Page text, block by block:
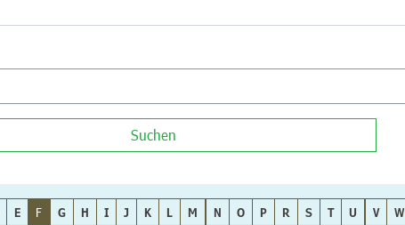
Suchen
E F G H I J K L M N O P R S T U V W